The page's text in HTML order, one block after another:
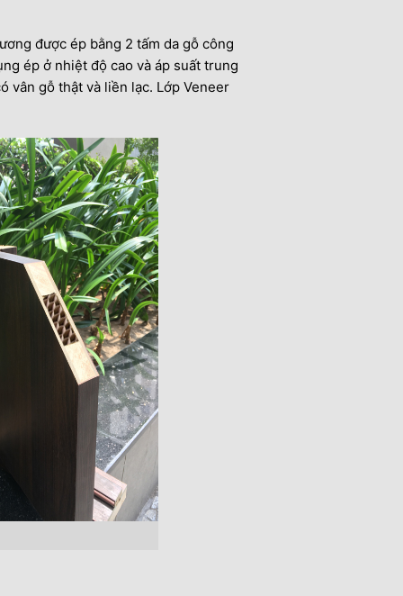
được ép bằng 2 tấm da gỗ công
ép ở nhiệt độ cao và áp suất trung
vân gỗ thật và liền lạc. Lớp Veneer